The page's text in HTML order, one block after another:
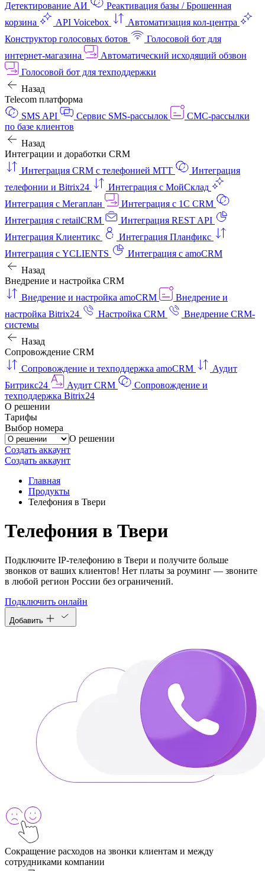
Детектирование АИ
Реактивация базы / Брошенная
корзина
API Voicebox
Автоматизация кол‑центра
Конструктор голосовых ботов
Голосовой бот для
интернет‑магазина
Автоматический исходящий обзвон
Голосовой бот для техподдержки
Назад
Telecom платформа
SMS API
Сервис SMS-рассылок
СМС-рассылки
по базе клиентов
Назад
Интеграции и доработки CRM
Интеграция CRM с телефонией МТТ
Интеграция
телефонии и Bitrix24
Интеграция с МойСклад
Интеграция с Мегаплан
Интеграция с 1C CRM
Интеграция с retailCRM
Интеграция REST API
Интеграция Клиентикс
Интеграция Планфикс
Интеграция с YCLIENTS
Интеграция с amoCRM
Назад
Внедрение и настройка CRM
Внедрение и настройка amoCRM
Внедрение и
настройка Bitrix24
Настройка CRM
Внедрение CRM-
системы
Назад
Сопровождение CRM
Сопровождение и техподдержка amoCRM
Аудит
Битрикс24
Аудит CRM
Сопровождение и
техподдержка Bitrix24
О решении
Тарифы
Выбор номера
О решении
Создать аккаунт
Создать аккаунт
Главная
Продукты
Телефония в Твери
Телефония в Твери
Подключите IP-телефонию в Твери и получите больше
звонков от ваших клиентов! Нет платы за роуминг — звоните
в любой регион России без ограничений.
Подключить онлайн
Добавить
Сокращение расходов на звонки клиентам и между
сотрудниками компании